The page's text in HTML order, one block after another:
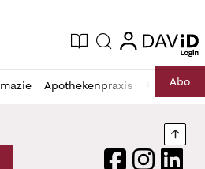
Zeitung
Aktuelle Ausgabe
Suche login
login
Apothekenpraxis RechtAbo
Logo
FacebookInstagram